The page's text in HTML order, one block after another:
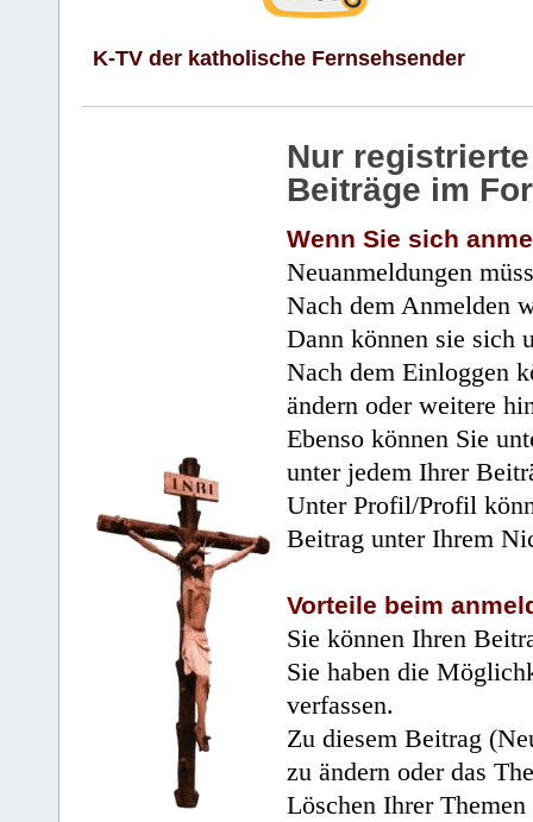
K-TV der katholische Fernsehsender
Nur
Beiträge im
Wenn Sie sich
Neuanmeldungen
Nach dem Anmelden
Dann können sie sich
Nach dem Einloggen
ändern oder weitere
Ebenso können Sie
unter jedem Ihrer
Unter Profil/Profil
Beitrag unter Ihrem
Vorteile beim
Sie können Ihren
Sie haben die
verfassen.
Zu diesem Beitrag
zu ändern oder das
Löschen Ihrer